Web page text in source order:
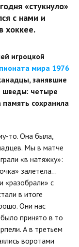
«стукнуло»
с нами и
хоккее.
игроцкой
мира 1976
занявшие
шведы: четыре
сохранила
то. Она была,
Мы в матче
«в натяжку»:
залетела…
«разобрали» с
в итоге
Они нас
принято в то
А в третьем
воротами